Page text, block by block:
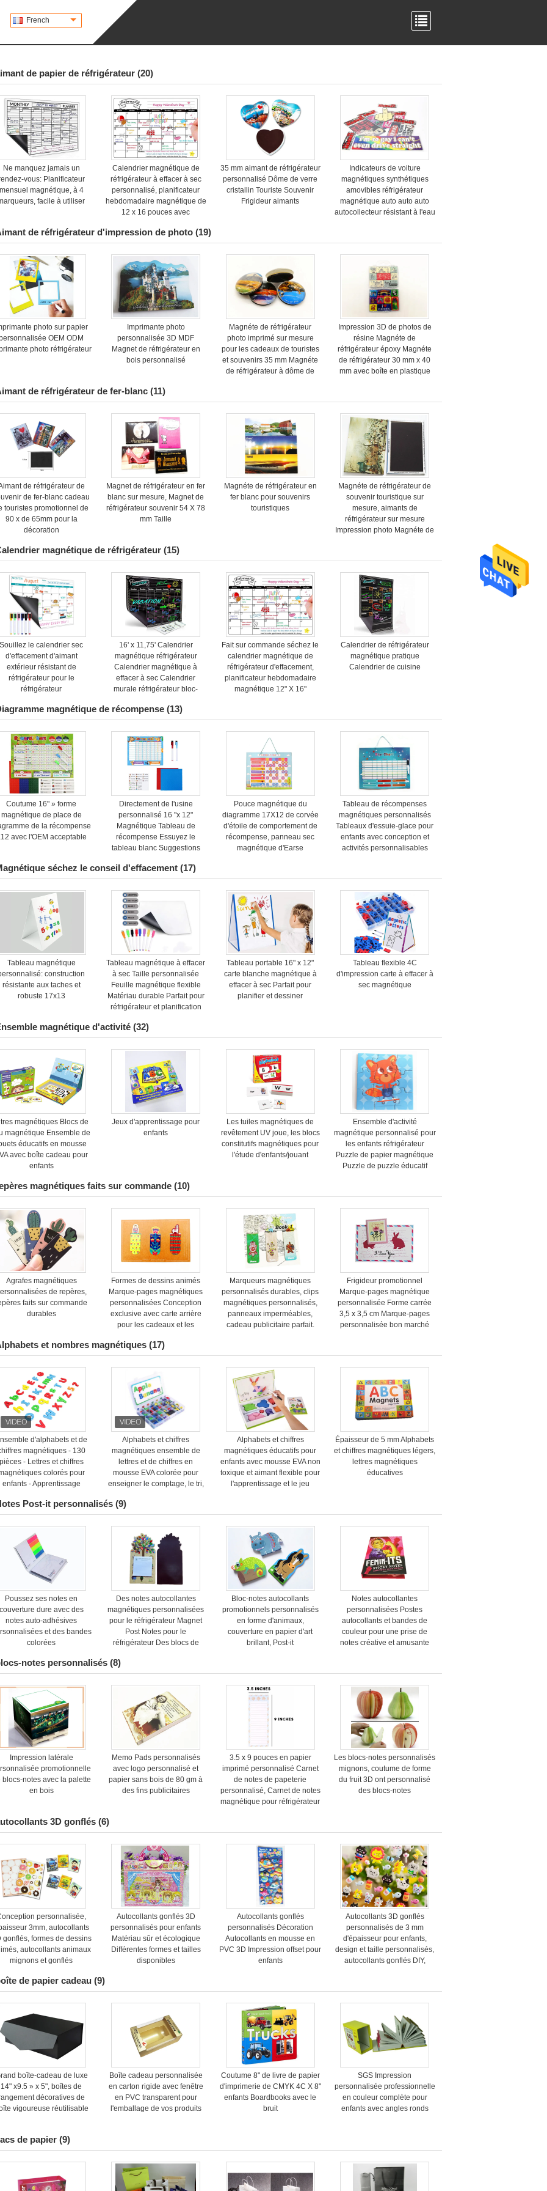
French
de papier de réfrigérateur (20)
Ne manquez jamais un
vous: Planificateur
mensuel magnétique, à 4
facile à utiliser
Calendrier magnétique de
réfrigérateur à effacer à sec
personnalisé, planificateur
hebdomadaire magnétique de
12 x 16 pouces avec
35 mm aimant de réfrigérateur
personnalisé Dôme de verre
cristallin Touriste Souvenir
Frigideur aimants
Indicateurs de voiture
magnétiques synthétiques
amovibles réfrigérateur
magnétique auto auto auto
autocollecteur résistant à l'eau
de réfrigérateur d'impression de photo (19)
photo sur papier
OEM ODM
photo réfrigérateur
Imprimante photo
personnalisée 3D MDF
Magnet de réfrigérateur en
bois personnalisé
Magnéte de réfrigérateur
photo imprimé sur mesure
pour les cadeaux de touristes
et souvenirs 35 mm Magnéte
de réfrigérateur à dôme de
Impression 3D de photos de
résine Magnéte de
réfrigérateur époxy Magnéte
de réfrigérateur 30 mm x 40
mm avec boîte en plastique
de réfrigérateur de fer-blanc (11)
de réfrigérateur de
de fer-blanc cadeau
touristes promotionnel de
90 x de 65mm pour la
décoration
Magnet de réfrigérateur en fer
blanc sur mesure, Magnet de
réfrigérateur souvenir 54 X 78
mm Taille
Magnéte de réfrigérateur en
fer blanc pour souvenirs
touristiques
Magnéte de réfrigérateur de
souvenir touristique sur
mesure, aimants de
réfrigérateur sur mesure
Impression photo Magnéte de
magnétique de réfrigérateur (15)
Souillez le calendrier sec
d'effacement d'aimant
extérieur résistant de
réfrigérateur pour le
réfrigérateur
16' x 11,75' Calendrier
magnétique réfrigérateur
Calendrier magnétique à
effacer à sec Calendrier
murale réfrigérateur bloc-
Fait sur commande séchez le
calendrier magnétique de
réfrigérateur d'effacement,
planificateur hebdomadaire
magnétique 12" X 16"
Calendrier de réfrigérateur
magnétique pratique
Calendrier de cuisine
magnétique de récompense (13)
Coutume 16" » forme
magnétique de place de
de la récompense
avec l'OEM acceptable
Directement de l'usine
personnalisé 16 "x 12"
Magnétique Tableau de
récompense Essuyez le
tableau blanc Suggestions
magnétique
Pouce magnétique du
diagramme 17X12 de corvée
d'étoile de comportement de
récompense, panneau sec
magnétique d'Earse
Tableau de récompenses
magnétiques personnalisés
Tableaux d'essuie-glace pour
enfants avec conception et
activités personnalisables
séchez le conseil d'effacement (17)
Tableau magnétique
construction
résistante aux taches et
robuste 17x13
Tableau magnétique à effacer
à sec Taille personnalisée
Feuille magnétique flexible
Matériau durable Parfait pour
réfrigérateur et planification
Tableau portable 16" x 12"
carte blanche magnétique à
effacer à sec Parfait pour
planifier et dessiner
Tableau flexible 4C
d'impression carte à effacer à
sec magnétique
magnétique d'activité (32)
magnétiques Blocs de
magnétique Ensemble de
éducatifs en mousse
avec boîte cadeau pour
enfants
Jeux d'apprentissage pour
enfants
Les tuiles magnétiques de
revêtement UV joue, les blocs
constitutifs magnétiques pour
l'étude d'enfants/jouant
Ensemble d'activité
magnétique personnalisé pour
les enfants réfrigérateur
Puzzle de papier magnétique
Puzzle de puzzle éducatif
magnétiques faits sur commande (10)
Agrafes magnétiques
de repères,
faits sur commande
durables
Formes de dessins animés
Marque-pages magnétiques
personnalisées Conception
exclusive avec carte arrière
pour les cadeaux et les
Marqueurs magnétiques
personnalisés durables, clips
magnétiques personnalisés,
panneaux imperméables,
cadeau publicitaire parfait.
Frigideur promotionnel
Marque-pages magnétique
personnalisée Forme carrée
3,5 x 3,5 cm Marque-pages
personnalisée bon marché
et nombres magnétiques (17)
d'alphabets et de
magnétiques - 130
pièces - Lettres et chiffres
colorés pour
enfants - Apprentissage
Alphabets et chiffres
magnétiques ensemble de
lettres et de chiffres en
mousse EVA colorée pour
enseigner le comptage, le tri,
Alphabets et chiffres
magnétiques éducatifs pour
enfants avec mousse EVA non
toxique et aimant flexible pour
l'apprentissage et le jeu
Épaisseur de 5 mm Alphabets
et chiffres magnétiques légers,
lettres magnétiques
éducatives
Post-it personnalisés (9)
Poussez ses notes en
couverture dure avec des
notes auto-adhésives
et des bandes
colorées
Des notes autocollantes
magnétiques personnalisées
pour le réfrigérateur Magnet
Post Notes pour le
réfrigérateur Des blocs de
Bloc-notes autocollants
promotionnels personnalisés
en forme d'animaux,
couverture en papier d'art
brillant, Post-it
Notes autocollantes
personnalisées Postes
autocollants et bandes de
couleur pour une prise de
notes créative et amusante
notes personnalisés (8)
Impression latérale
promotionnelle
blocs-notes avec la palette
en bois
Memo Pads personnalisés
avec logo personnalisé et
papier sans bois de 80 gm à
des fins publicitaires
3.5 x 9 pouces en papier
imprimé personnalisé Carnet
de notes de papeterie
personnalisé, Carnet de notes
magnétique pour réfrigérateur
Les blocs-notes personnalisés
mignons, coutume de forme
du fruit 3D ont personnalisé
des blocs-notes
3D gonflés (6)
personnalisée,
3mm, autocollants
gonflés, formes de dessins
autocollants animaux
mignons et gonflés
Autocollants gonflés 3D
personnalisés pour enfants
Matériau sûr et écologique
Différentes formes et tailles
disponibles
Autocollants gonflés
personnalisés Décoration
Autocollants en mousse en
PVC 3D Impression offset pour
enfants
Autocollants 3D gonflés
personnalisés de 3 mm
d'épaisseur pour enfants,
design et taille personnalisés,
autocollants gonflés DIY,
de papier cadeau (9)
boîte-cadeau de luxe
14" x9.5 » x 5", boîtes de
décoratives de
vigoureuse réutilisable
Boîte cadeau personnalisée
en carton rigide avec fenêtre
en PVC transparent pour
l'emballage de vos produits
Coutume 8" de livre de papier
d'imprimerie de CMYK 4C X 8"
enfants Boardbooks avec le
bruit
SGS Impression
personnalisée professionnelle
en couleur complète pour
enfants avec angles ronds
de papier (9)